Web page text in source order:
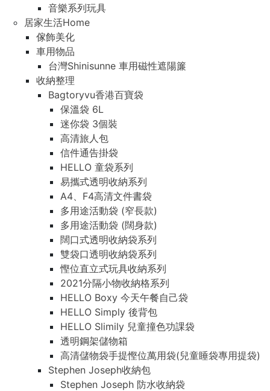
音樂系列玩具
居家生活Home
傢飾美化
車用物品
台灣Shinisunne 車用磁性遮陽簾
收納整理
Bagtoryvu香港百寶袋
保溫袋 6L
迷你袋 3個裝
高清旅人包
信件通告掛袋
HELLO 童袋系列
易攜式透明收納系列
A4、F4高清文件書袋
多用途活動袋 (窄長款)
多用途活動袋 (闊身款)
闊口式透明收納袋系列
雙袋口透明收納袋系列
慳位直立式玩具收納系列
2021分隔小物收納格系列
HELLO Boxy 今天午餐自己袋
HELLO Simply 後背包
HELLO Slimily 兒童撞色功課袋
透明鋼架儲物箱
高清儲物袋手提慳位萬用袋(兒童睡袋專用提袋)
Stephen Joseph收納包
Stephen Joseph 防水收納袋